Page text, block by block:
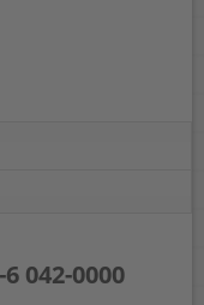
042-0000